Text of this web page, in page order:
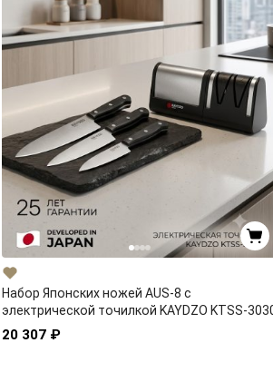
Набор Японских ножей AUS-8 с
электрической точилкой KAYDZO KTSS-
20 307 ₽